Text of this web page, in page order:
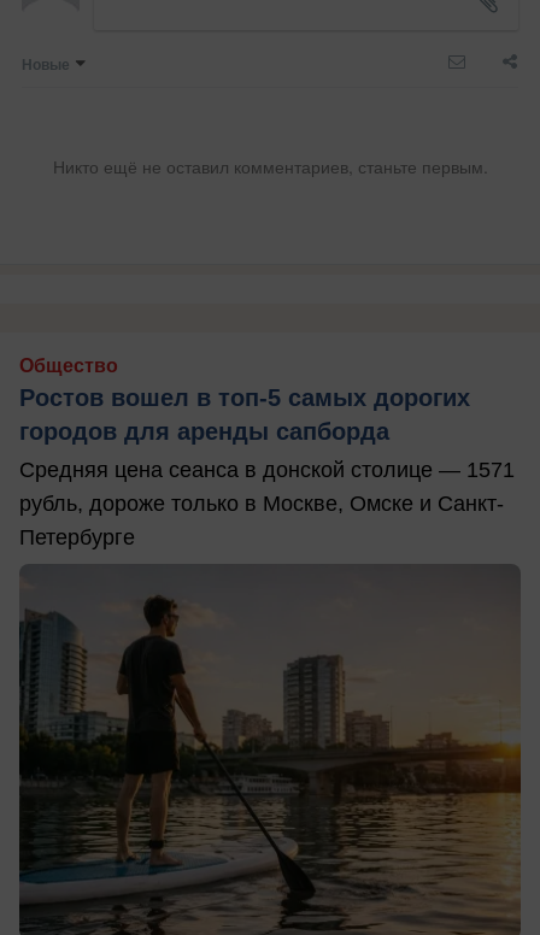
Новые
Никто ещё не оставил комментариев, станьте первым.
Общество
Ростов вошел в топ-5 самых дорогих
городов для аренды сапборда
Средняя цена сеанса в донской столице — 1571
рубль, дороже только в Москве, Омске и Санкт-
Петербурге